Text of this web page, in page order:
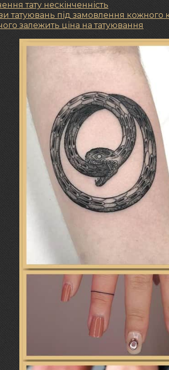
тату нескінченність
татуювань під замовлення кожного
залежить ціна на татуювання